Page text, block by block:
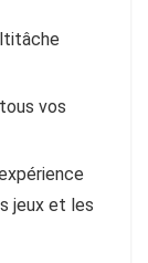
vos
jeux et les